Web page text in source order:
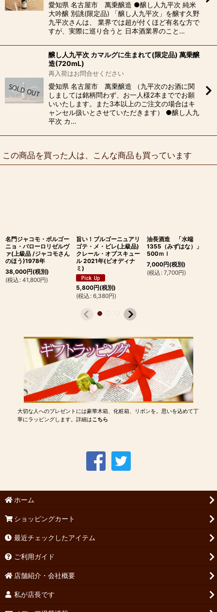
愛知県 名古屋市 萬乗醸造 ●醸し人九平次 純米
大吟醸 別誂(限定品) 「醸し人九平次」を醸す久野
九平次さんは、 業界では超が付くほど有名な方で
すが、実際に巡り合うと 日本酒業界のこと…
醸し人九平次 カマルグに生まれて(限定品) 萬乗醸
造(720mL)
再入荷はお問合せください
愛知県 名古屋市 萬乗醸造 （九平次のお酒に関
しましては銘柄問わず、お一人様2本まででお願
いいたします。また3本以上のご注文の場合はキ
ャンセル扱いとさせていただきます） ●醸し人九
平次 カ…
この商品を買った人は、こんな商品も買っています
名門ジャコモ・ボルゴー
ニョ・バローロリゼルヴ
ァ(上級品 /ジャコモさん
のほう)1978年
38,000円(税別)
(税込 : 41,800円)
旨い！ブルゴーニュアリ
ゴテ・メ・ピレ(上級品)
クレール・オブスキュー
ル 2021年(ビオディナ
ミ)
5,800円(税別)
(税込 : 6,380円)
油長酒造 「水端
1355（みずはな）」
500ｍｌ
7,000円(税別)
(税込 : 7,700円)
大切な人へのプレゼントには豪華木箱、化粧箱、リボンを。思いを込めて丁
寧にラッピングします。詳細はこちら
ホーム
ショッピングカート
最近チェックしたアイテム
ご利用ガイド
店舗紹介・会社概要
私が店長です